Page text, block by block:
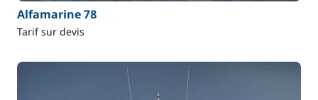
Alfamarine 78
Tarif sur devis